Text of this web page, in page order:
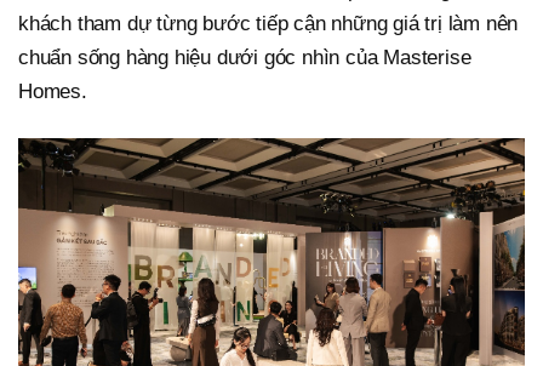
khách tham dự từng bước tiếp cận những giá trị làm nên
chuẩn sống hàng hiệu dưới góc nhìn của Masterise
Homes.